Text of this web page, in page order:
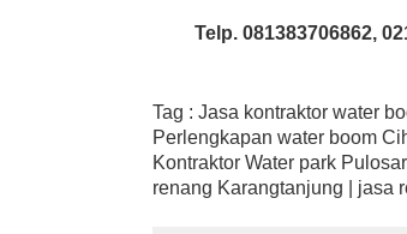
Telp. 081383706862,
Tag : Jasa kontraktor water
Perlengkapan water boom
Kontraktor Water park
renang Karangtanjung | jasa